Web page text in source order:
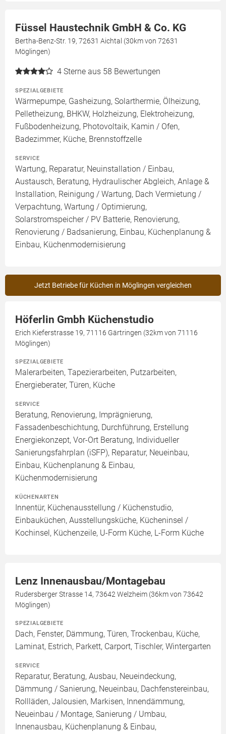
Füssel Haustechnik GmbH & Co. KG
Bertha-Benz-Str. 19, 72631 Aichtal (30km von 72631
Möglingen)
4 Sterne aus 58 Bewertungen
SPEZIALGEBIETE
Wärmepumpe, Gasheizung, Solarthermie, Ölheizung,
Pelletheizung, BHKW, Holzheizung, Elektroheizung,
Fußbodenheizung, Photovoltaik, Kamin / Ofen,
Badezimmer, Küche, Brennstoffzelle
SERVICE
Wartung, Reparatur, Neuinstallation / Einbau,
Austausch, Beratung, Hydraulischer Abgleich, Anlage &
Installation, Reinigung / Wartung, Dach Vermietung /
Verpachtung, Wartung / Optimierung,
Solarstromspeicher / PV Batterie, Renovierung,
Renovierung / Badsanierung, Einbau, Küchenplanung &
Einbau, Küchenmodernisierung
Jetzt Betriebe für Küchen in Möglingen vergleichen
Höferlin Gmbh Küchenstudio
Erich Kieferstrasse 19, 71116 Gärtringen (32km von 71116
Möglingen)
SPEZIALGEBIETE
Malerarbeiten, Tapezierarbeiten, Putzarbeiten,
Energieberater, Türen, Küche
SERVICE
Beratung, Renovierung, Imprägnierung,
Fassadenbeschichtung, Durchführung, Erstellung
Energiekonzept, Vor-Ort Beratung, Individueller
Sanierungsfahrplan (iSFP), Reparatur, Neueinbau,
Einbau, Küchenplanung & Einbau,
Küchenmodernisierung
KÜCHENARTEN
Innentür, Küchenausstellung / Küchenstudio,
Einbauküchen, Ausstellungsküche, Kücheninsel /
Kochinsel, Küchenzeile, U-Form Küche, L-Form Küche
Lenz Innenausbau/Montagebau
Rudersberger Strasse 14, 73642 Welzheim (36km von 73642
Möglingen)
SPEZIALGEBIETE
Dach, Fenster, Dämmung, Türen, Trockenbau, Küche,
Laminat, Estrich, Parkett, Carport, Tischler, Wintergarten
SERVICE
Reparatur, Beratung, Ausbau, Neueindeckung,
Dämmung / Sanierung, Neueinbau, Dachfenstereinbau,
Rollläden, Jalousien, Markisen, Innendämmung,
Neueinbau / Montage, Sanierung / Umbau,
Innenausbau, Küchenplanung & Einbau,